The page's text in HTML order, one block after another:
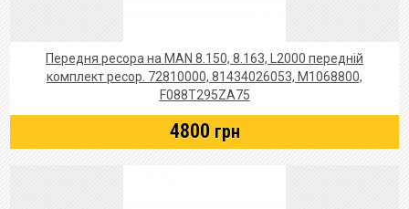
Передня ресора на MAN 8.150, 8.163, L2000 передній
комплект ресор. 72810000, 81434026053, M1068800,
F088T295ZA75
4800 грн